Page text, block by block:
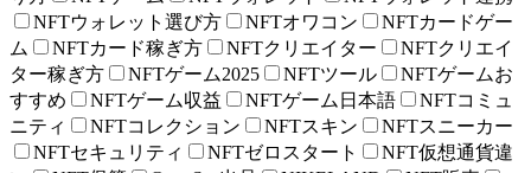
NFTウォレット選び方
NFTオワコン
NFTカードゲー
ム
NFTカード稼ぎ方 NFTクリエイター
NFTクリエイ
ター稼ぎ方
NFTゲーム2025 NFTツール
NFTゲームお
すすめ
NFTゲーム収益 NFTゲーム日本語
NFTコミュ
ニティ
NFTコレクション NFTスキン
NFTスニーカー
NFTセキュリティ
NFTゼロスタート
NFT仮想通貨違